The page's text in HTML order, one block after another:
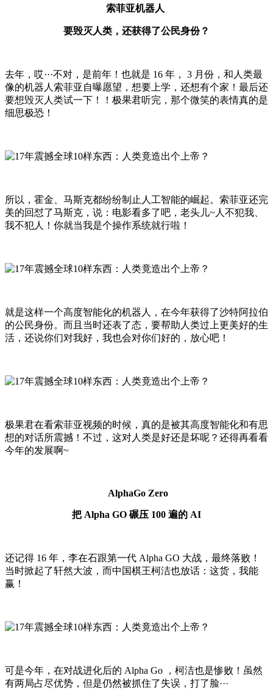
索菲亚机器人
要毁灭人类，还获得了公民身份？
去年，哎···不对，是前年！也就是 16 年， 3 月份，和人类最
像的机器人索菲亚自曝愿望，想要上学，还想有个家！最后还
要想毁灭人类试一下！！极果君听完，那个微笑的表情真的是
细思极恐！
所以，霍金、马斯克都纷纷制止人工智能的崛起。索菲亚还完
美的回怼了马斯克，说：电影看多了吧，老头儿~人不犯我、
我不犯人！你就当我是个操作系统就行啦！
就是这样一个高度智能化的机器人，在今年获得了沙特阿拉伯
的公民身份。而且当时还表了态，要帮助人类过上更美好的生
活，还说你们对我好，我也会对你们好的，放心吧！
极果君在看索菲亚视频的时候，真的是被其高度智能化和有思
想的对话所震撼！不过，这对人类是好还是坏呢？还得再看看
今年的发展啊~
AlphaGo Zero
把 Alpha GO 碾压 100 遍的 AI
还记得 16 年，李在石跟第一代 Alpha GO 大战，最终落败！
当时掀起了轩然大波，而中国棋王柯洁也放话：这货，我能
赢！
可是今年，在对战进化后的 Alpha Go ，柯洁也是惨败！虽然
有两局占尽优势，但是仍然被抓住了失误，打了脸···